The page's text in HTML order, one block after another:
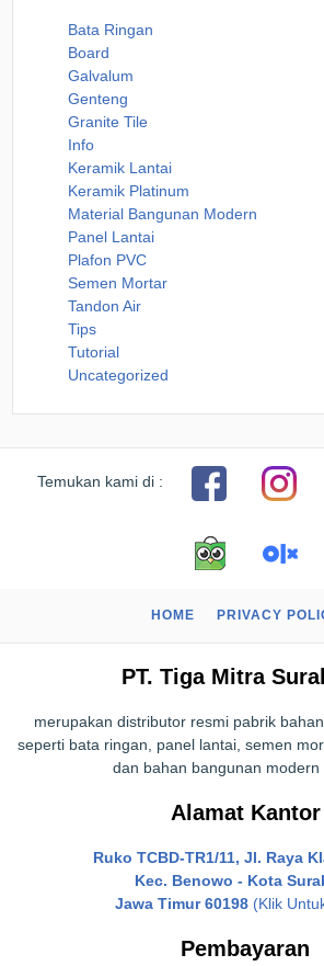
Bata Ringan
Board
Galvalum
Genteng
Granite Tile
Info
Keramik Lantai
Keramik Platinum
Material Bangunan Modern
Panel Lantai
Plafon PVC
Semen Mortar
Tandon Air
Tips
Tutorial
Uncategorized
Temukan kami di :
HOME PRIVACY
PT. Tiga Mitra
merupakan distributor resmi pabrik
seperti bata ringan, panel lantai, semen
dan bahan bangunan modern
Alamat Kantor
Ruko TCBD-TR1/11, Jl. Raya
Kec. Benowo - Kota
Jawa Timur 60198 (Klik
Pembayaran